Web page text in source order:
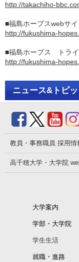
ニュース&トピ
http://takachiho-
■福島ホープスwebサ
http://fukushima-
■福島ホープス トライ
http://fukushima-
教員・事務職員 採用情
高千穂大学・大学院
大学案内
学部・大学院
学生生活
就職・進路